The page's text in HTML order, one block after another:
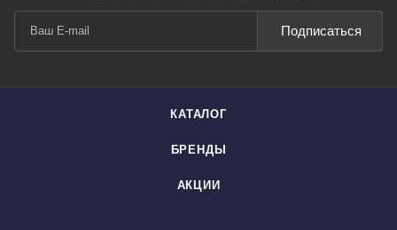
Подписаться
КАТАЛОГ
БРЕНДЫ
АКЦИИ